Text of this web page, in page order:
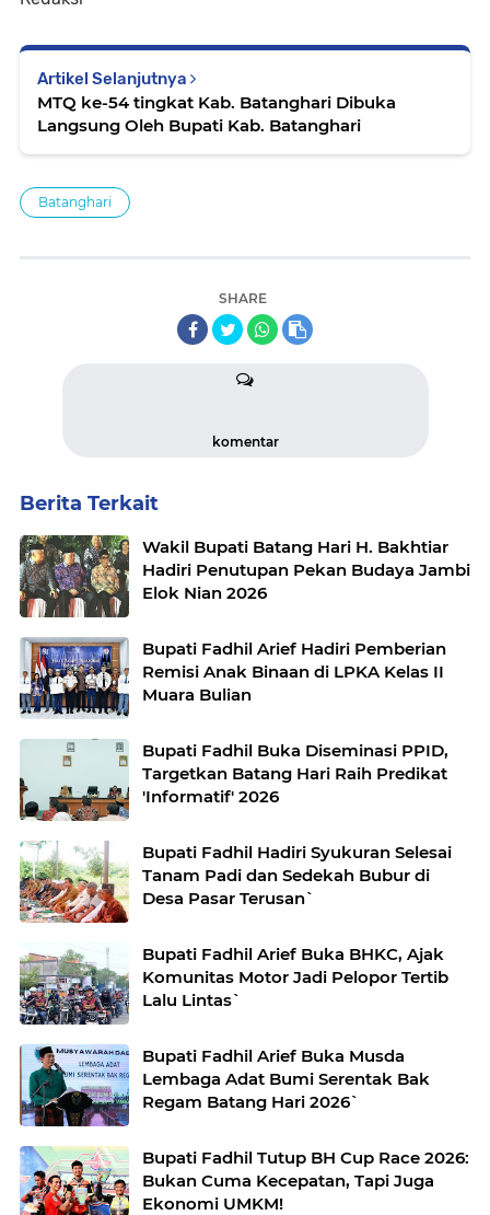
Artikel Selanjutnya
MTQ ke-54 tingkat Kab. Batanghari Dibuka
Langsung Oleh Bupati Kab. Batanghari
Batanghari
SHARE
komentar
Berita Terkait
Wakil Bupati Batang Hari H. Bakhtiar
Hadiri Penutupan Pekan Budaya Jambi
Elok Nian 2026
Bupati Fadhil Arief Hadiri Pemberian
Remisi Anak Binaan di LPKA Kelas II
Muara Bulian
Bupati Fadhil Buka Diseminasi PPID,
Targetkan Batang Hari Raih Predikat
'Informatif' 2026
Bupati Fadhil Hadiri Syukuran Selesai
Tanam Padi dan Sedekah Bubur di
Desa Pasar Terusan`
Bupati Fadhil Arief Buka BHKC, Ajak
Komunitas Motor Jadi Pelopor Tertib
Lalu Lintas`
Bupati Fadhil Arief Buka Musda
Lembaga Adat Bumi Serentak Bak
Regam Batang Hari 2026`
Bupati Fadhil Tutup BH Cup Race 2026:
Bukan Cuma Kecepatan, Tapi Juga
Ekonomi UMKM!